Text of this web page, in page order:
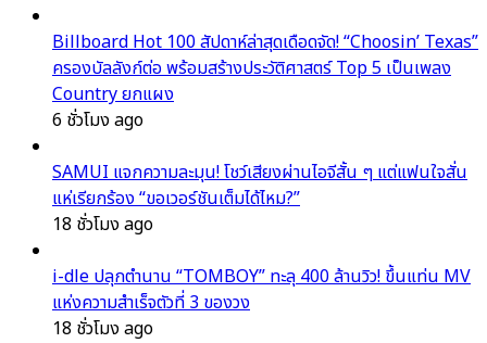
Billboard Hot 100 สัปดาห์ล่าสุดเดือดจัด! “Choosin’ Texas”
ครองบัลลังก์ต่อ พร้อมสร้างประวัติศาสตร์ Top 5 เป็นเพลง
Country ยกแผง
6 ชั่วโมง ago
SAMUI แจกความละมุน! โชว์เสียงผ่านไอจีสั้น ๆ แต่แฟนใจสั่น
แห่เรียกร้อง “ขอเวอร์ชันเต็มได้ไหม?”
18 ชั่วโมง ago
i-dle ปลุกตำนาน “TOMBOY” ทะลุ 400 ล้านวิว! ขึ้นแท่น MV
แห่งความสำเร็จตัวที่ 3 ของวง
18 ชั่วโมง ago